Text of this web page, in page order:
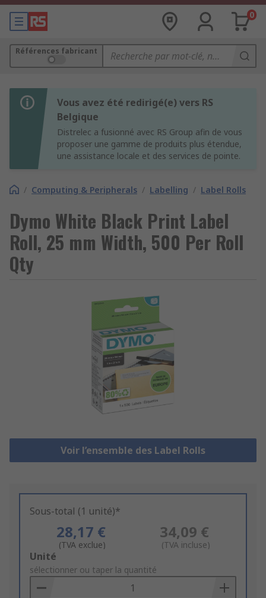
0
Références fabricant
Vous avez été redirigé(e) vers RS
Belgique
Distrelec a fusionné avec RS Group afin de vous
proposer une gamme de produits plus étendue,
une assistance locale et des services de pointe.
/ Computing & Peripherals / Labelling / Label Rolls
Dymo White Black Print Label
Roll, 25 mm Width, 500 Per Roll
Qty
Voir l’ensemble des Label Rolls
Sous-total (1 unité)*
28,17 €
(TVA exclue)
34,09 €
(TVA incluse)
Add
to
Basket
Unité
sélectionner ou taper la quantité